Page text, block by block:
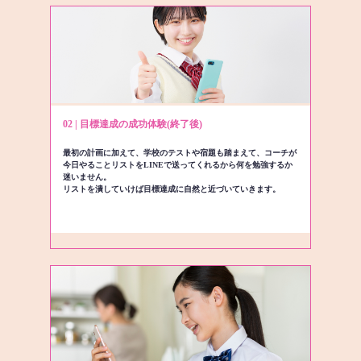
02 | 目標達成の成功体験(終了後)
最初の計画に加えて、学校のテストや宿題も踏まえて、コーチが
今日やることリストをLINEで送ってくれるから何を勉強するか
迷いません。
リストを潰していけば目標達成に自然と近づいていきます。